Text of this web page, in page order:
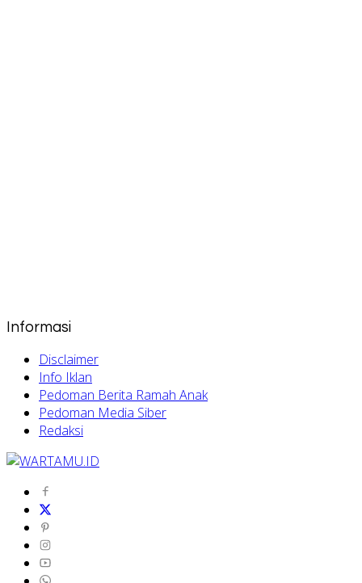
Informasi
Disclaimer
Info Iklan
Pedoman Berita Ramah Anak
Pedoman Media Siber
Redaksi